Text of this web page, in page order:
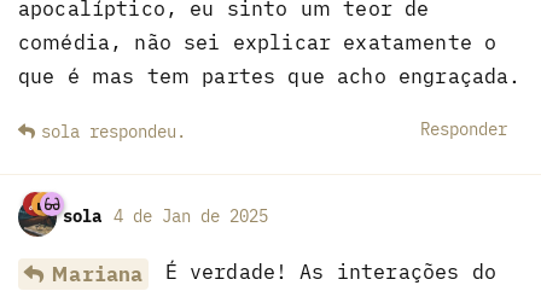
apocalíptico, eu sinto um teor de
comédia, não sei explicar exatamente o
que é mas tem partes que acho engraçada.
Responder
sola respondeu .
sola 4 de Jan de 2025
Mariana
É verdade! As interações do